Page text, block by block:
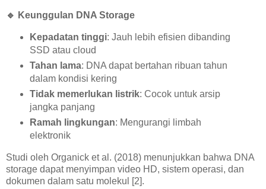
🔹 Keunggulan DNA Storage
Kepadatan tinggi: Jauh lebih efisien dibanding
SSD atau cloud
Tahan lama: DNA dapat bertahan ribuan tahun
dalam kondisi kering
Tidak memerlukan listrik: Cocok untuk arsip
jangka panjang
Ramah lingkungan: Mengurangi limbah
elektronik
Studi oleh Organick et al. (2018) menunjukkan bahwa DNA
storage dapat menyimpan video HD, sistem operasi, dan
dokumen dalam satu molekul [2].